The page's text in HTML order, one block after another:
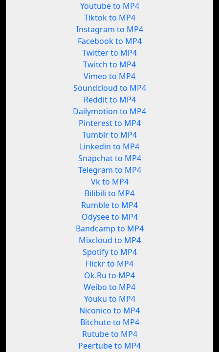
Youtube to MP4
Tiktok to MP4
Instagram to MP4
Facebook to MP4
Twitter to MP4
Twitch to MP4
Vimeo to MP4
Soundcloud to MP4
Reddit to MP4
Dailymotion to MP4
Pinterest to MP4
Tumblr to MP4
Linkedin to MP4
Snapchat to MP4
Telegram to MP4
Vk to MP4
Bilibili to MP4
Rumble to MP4
Odysee to MP4
Bandcamp to MP4
Mixcloud to MP4
Spotify to MP4
Flickr to MP4
Ok.Ru to MP4
Weibo to MP4
Youku to MP4
Niconico to MP4
Bitchute to MP4
Rutube to MP4
Peertube to MP4